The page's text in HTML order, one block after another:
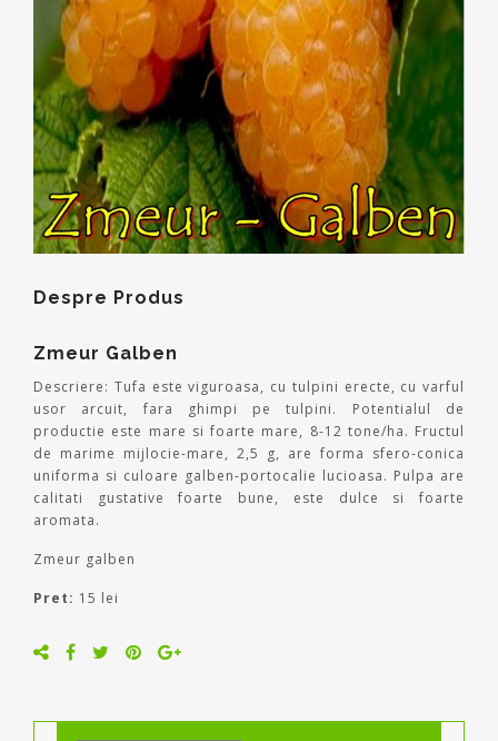
Despre Produs
Zmeur Galben
Descriere: Tufa este viguroasa, cu tulpini erecte, cu varful
usor arcuit, fara ghimpi pe tulpini. Potentialul de
productie este mare si foarte mare, 8-12 tone/ha. Fructul
de marime mijlocie-mare, 2,5 g, are forma sfero-conica
uniforma si culoare galben-portocalie lucioasa. Pulpa are
calitati gustative foarte bune, este dulce si foarte
aromata.
Zmeur galben
Pret: 15 lei